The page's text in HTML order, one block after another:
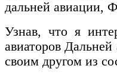
дальней авиации,
Узнав, что я
авиаторов
своим другом из